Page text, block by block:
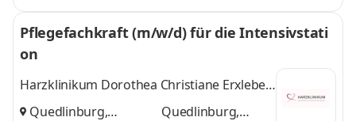
Pflegefachkraft (m/w/d) für die Intensivstati
on
Harzklinikum Dorothea Christiane Erxleben
GmbH
Quedlinburg,
Quedlinburg,